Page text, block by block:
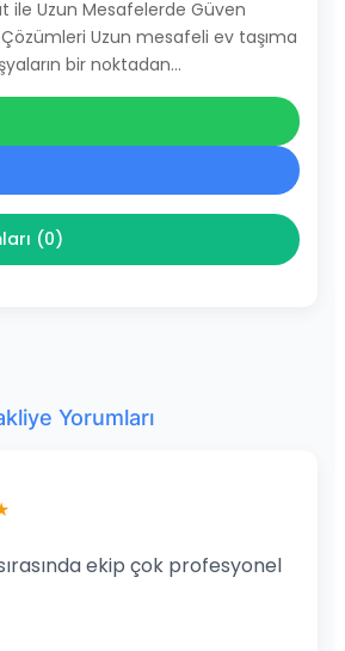
ile Uzun Mesafelerde Güven
Çözümleri Uzun mesafeli ev taşıma
bir noktadan…
(0)
Yorumları
ekip çok profesyonel